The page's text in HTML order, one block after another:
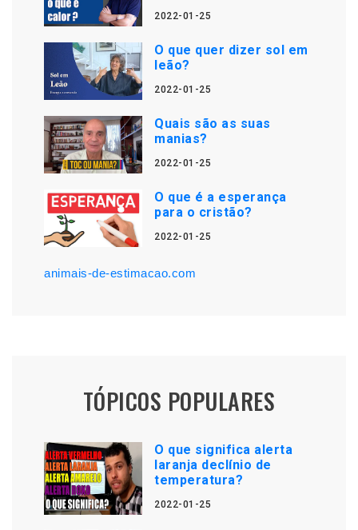
2022-01-25
O que quer dizer sol em
leão?
2022-01-25
Quais são as suas
manias?
2022-01-25
O que é a esperança
para o cristão?
2022-01-25
animais-de-estimacao.com
TÓPICOS POPULARES
O que significa alerta
laranja declínio de
temperatura?
2022-01-25